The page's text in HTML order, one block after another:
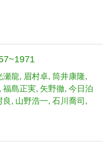
瀬龍 眉村卓 筒井康隆
福島正実 矢野徹 今日泊
良 山野浩一 石川喬司